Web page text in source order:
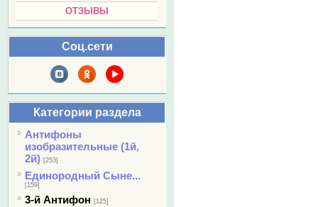
ОТЗЫВЫ
Соц.сети
Категории раздела
Антифоны
изобразительные (1й,
2й) [253]
Единородный Сыне...
[159]
3-й Антифон [125]